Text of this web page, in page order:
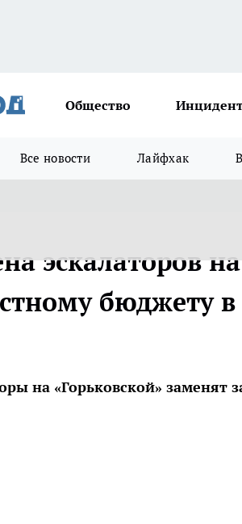
Общество
Все новости Лайфхак
эскалаторов
бюджету
на «Горьковской» заменят